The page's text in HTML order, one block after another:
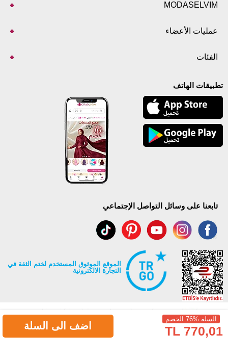
السلة %76 الخصم
770,01 TL اضف الى السلة
MODASELVIM
عمليات الأعضاء
الفئات
تطبيقات الهاتف
تابعنا على وسائل التواصل الإجتماعي
الموقع الموثوق المستخدم لختم الثقة في
التجارة الالكترونية
جميع حقوق Modaselvim محفوظة ©2026